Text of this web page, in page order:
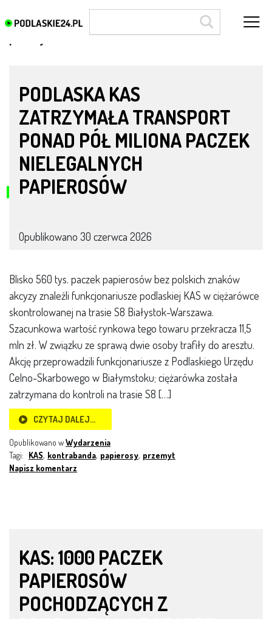
PODLASKA KAS
ZATRZYMAŁA TRANSPORT
PONAD PÓŁ MILIONA PACZEK
NIELEGALNYCH
PAPIEROSÓW
Opublikowano 30 czerwca 2026
Blisko 560 tys. paczek papierosów bez polskich znaków
akcyzy znaleźli funkcjonariusze podlaskiej KAS w ciężarówce
skontrolowanej na trasie S8 Białystok-Warszawa.
Szacunkowa wartość rynkowa tego towaru przekracza 11,5
mln zł. W związku ze sprawą dwie osoby trafiły do aresztu.
Akcję przeprowadzili funkcjonariusze z Podlaskiego Urzędu
Celno-Skarbowego w Białymstoku; ciężarówka została
zatrzymana do kontroli na trasie S8 […]
CZYTAJ DALEJ…
Opublikowano wWydarzenia
Tagi: KAS, kontrabanda, papierosy, przemyt
Napisz komentarz
KAS: 1000 PACZEK
PAPIEROSÓW
POCHODZĄCYCH Z